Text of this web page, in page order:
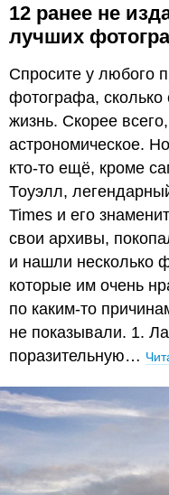
12 ранее не
лучших
Спросите у любого
фотографа,
жизнь. Скорее
астрономическое.
кто-то ещё, кроме
Тоуэлл,
Times и его
свои архивы,
и нашли несколько
которые им очень
по каким-то
не показывали. 1.
поразительную…